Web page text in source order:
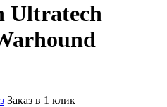
Ultratech
Заказ в 1 клик